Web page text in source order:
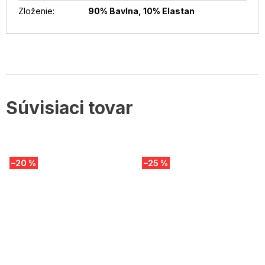
Súvisiaci tovar
–20 % –25 %
Zloženie: 90% Bavlna, 10% Elastan